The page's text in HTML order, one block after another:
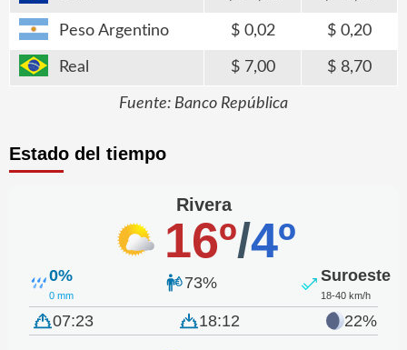
Peso Argentino 0,02 0,20
Real 7,00 8,70
Fuente: Banco República
Estado del tiempo
Rivera
16º/4º
0%
0 mm
73% Suroeste
18-40 km/h
07:23 18:12 22%